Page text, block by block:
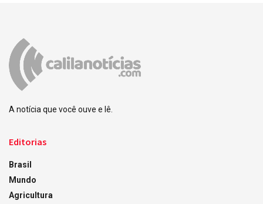
A notícia que você ouve e lê.
Editorias
Brasil
Mundo
Agricultura